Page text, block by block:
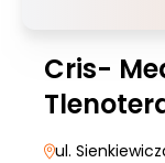
Cris-
ul.